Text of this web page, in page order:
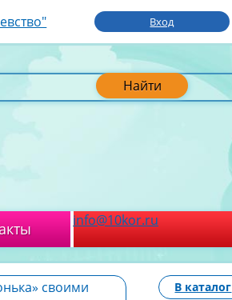
Вход
Найти
info@10kor.ru
своими
В каталог